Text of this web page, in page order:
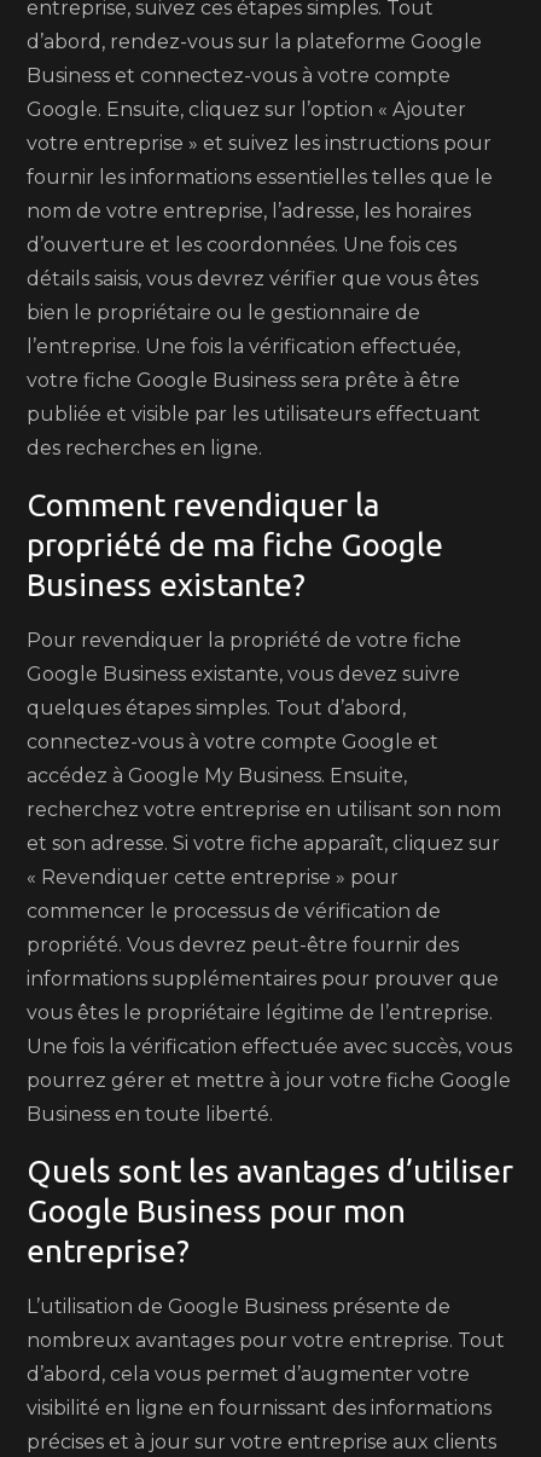
entreprise, suivez ces étapes simples. Tout
d’abord, rendez-vous sur la plateforme Google
Business et connectez-vous à votre compte
Google. Ensuite, cliquez sur l’option « Ajouter
votre entreprise » et suivez les instructions pour
fournir les informations essentielles telles que le
nom de votre entreprise, l’adresse, les horaires
d’ouverture et les coordonnées. Une fois ces
détails saisis, vous devrez vérifier que vous êtes
bien le propriétaire ou le gestionnaire de
l’entreprise. Une fois la vérification effectuée,
votre fiche Google Business sera prête à être
publiée et visible par les utilisateurs effectuant
des recherches en ligne.
Comment revendiquer la
propriété de ma fiche Google
Business existante?
Pour revendiquer la propriété de votre fiche
Google Business existante, vous devez suivre
quelques étapes simples. Tout d’abord,
connectez-vous à votre compte Google et
accédez à Google My Business. Ensuite,
recherchez votre entreprise en utilisant son nom
et son adresse. Si votre fiche apparaît, cliquez sur
« Revendiquer cette entreprise » pour
commencer le processus de vérification de
propriété. Vous devrez peut-être fournir des
informations supplémentaires pour prouver que
vous êtes le propriétaire légitime de l’entreprise.
Une fois la vérification effectuée avec succès, vous
pourrez gérer et mettre à jour votre fiche Google
Business en toute liberté.
Quels sont les avantages d’utiliser
Google Business pour mon
entreprise?
L’utilisation de Google Business présente de
nombreux avantages pour votre entreprise. Tout
d’abord, cela vous permet d’augmenter votre
visibilité en ligne en fournissant des informations
précises et à jour sur votre entreprise aux clients